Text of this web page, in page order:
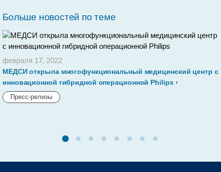
Больше новостей по теме
февраля 17, 2022
МЕДСИ открыла многофункциональный медицинский центр с
инновационной гибридной операционной Philips
Пресс-релизы